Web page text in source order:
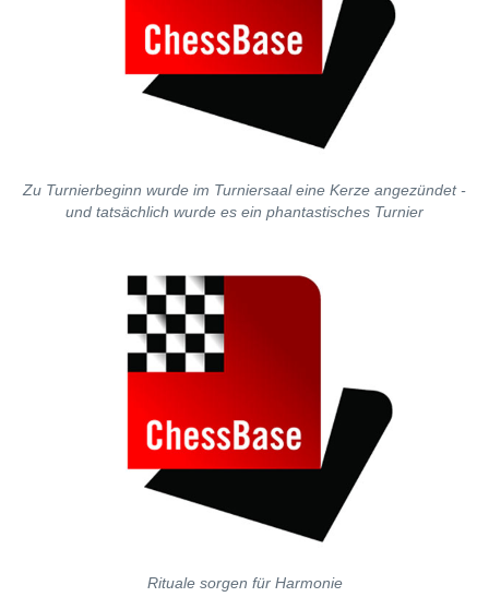
Zu Turnierbeginn wurde im Turniersaal eine Kerze angezündet -
und tatsächlich wurde es ein phantastisches Turnier
Rituale sorgen für Harmonie